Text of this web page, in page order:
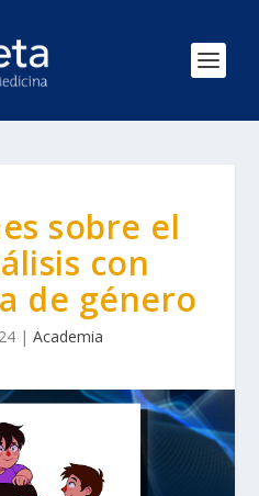
sobre el
con
de género
| Academia